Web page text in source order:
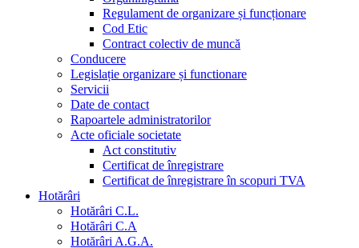
Regulament de organizare și funcționare
Cod Etic
Contract colectiv de muncă
Conducere
Legislație organizare și functionare
Servicii
Date de contact
Rapoartele administratorilor
Acte oficiale societate
Act constitutiv
Certificat de înregistrare
Certificat de înregistrare în scopuri TVA
Hotărâri
Hotărâri C.L.
Hotărâri C.A
Hotărâri A.G.A.